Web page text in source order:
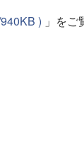
) 」をご